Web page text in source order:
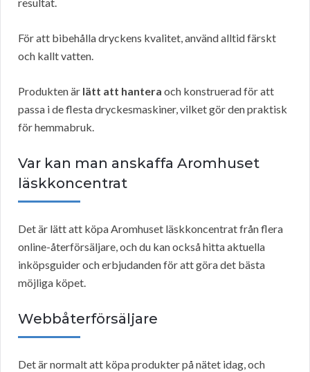
För att bibehålla dryckens kvalitet, använd alltid färskt
och kallt vatten.
Produkten är lätt att hantera och konstruerad för att
passa i de flesta dryckesmaskiner, vilket gör den praktisk
för hemmabruk.
Var kan man anskaffa Aromhuset
läskkoncentrat
Det är lätt att köpa Aromhuset läskkoncentrat från flera
online-återförsäljare, och du kan också hitta aktuella
inköpsguider och erbjudanden för att göra det bästa
möjliga köpet.
Webbåterförsäljare
Det är normalt att köpa produkter på nätet idag, och